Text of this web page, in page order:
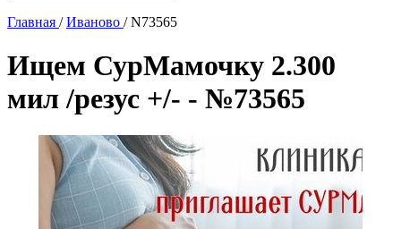
Главная / Иваново /N73565
Ищем СурМамочку 2.300
мил /резус +/- - №73565